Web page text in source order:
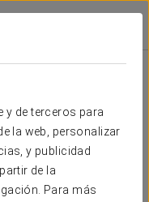
y de terceros para
la web, personalizar
y publicidad
de la
Para más